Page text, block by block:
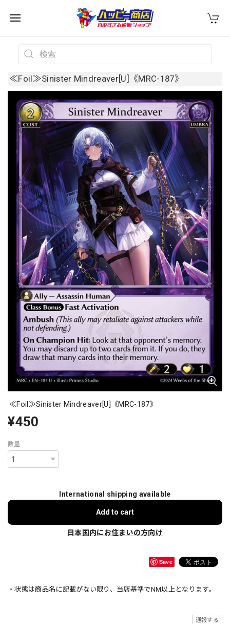
≪Foil≫Sinister Mindreaver[U]《MRC-187》
≪Foil≫Sinister Mindreaver[U]《MRC-187》
¥450
数量
International shipping available
Add to cart
日本国内にお住まいの方向け
Save
・状態は商品名に記載がない限り、当店基準でNM以上となります。
通報する